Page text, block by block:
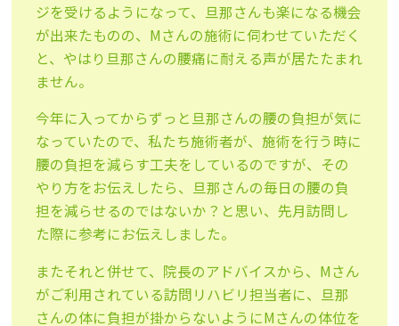
ジを受けるようになって、旦那さんも楽になる機会
が出来たものの、Mさんの施術に伺わせていただく
と、やはり旦那さんの腰痛に耐える声が居たたまれ
ません。
今年に入ってからずっと旦那さんの腰の負担が気に
なっていたので、私たち施術者が、施術を行う時に
腰の負担を減らす工夫をしているのですが、その
やり方をお伝えしたら、旦那さんの毎日の腰の負
担を減らせるのではないか？と思い、先月訪問し
た際に参考にお伝えしました。
またそれと併せて、院長のアドバイスから、Mさん
がご利用されている訪問リハビリ担当者に、旦那
さんの体に負担が掛からないようにMさんの体位を